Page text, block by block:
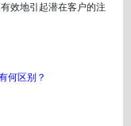
效地引起潜在客户的注
何区别？